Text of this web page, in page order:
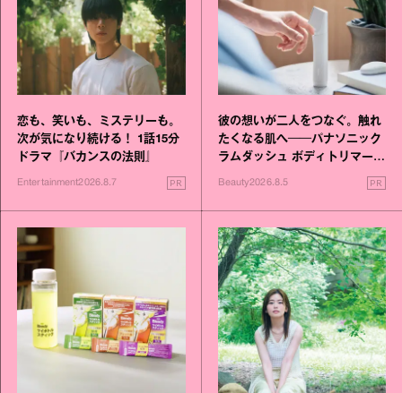
恋も、笑いも、ミステリーも。
次が気になり続ける！ 1話15分
ドラマ『バカンスの法則』
Entertainment2026.8.7 PR
彼の想いが二人をつなぐ。触れ
たくなる肌へ──パナソニック
ラムダッシュ ボディトリマーが
Beauty2026.8.5 PR